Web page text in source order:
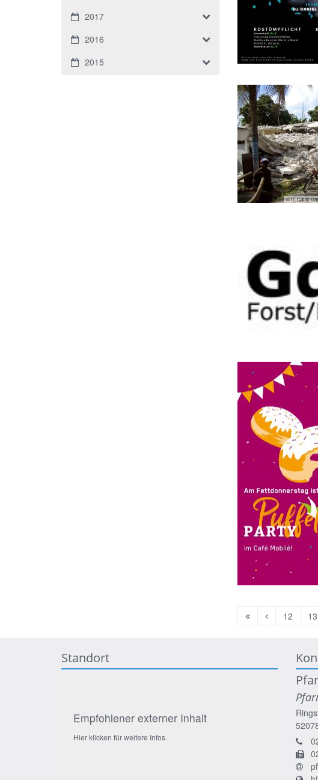
© Lt. Cmdr.
Erste Vorherige
12 13
2017
2016
2015
Standort
Empfohlener externer Inhalt
Hier klicken für weitere Infos.